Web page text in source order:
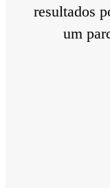
resultados
um